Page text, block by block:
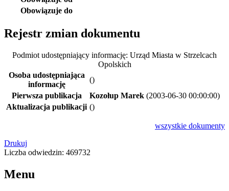
Obowiązuje do
Rejestr zmian dokumentu
Podmiot udostępniający informację: Urząd Miasta w Strzelcach
Opolskich
Osoba udostępniająca
informację
()
Pierwsza publikacja
Kozołup Marek (2003-06-30 00:00:00)
Aktualizacja publikacji ()
wszystkie dokumenty
Drukuj
Liczba odwiedzin: 469732
Menu